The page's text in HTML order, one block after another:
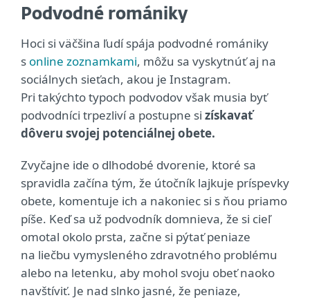
Podvodné romániky
Hoci si väčšina ľudí spája podvodné romániky
s online zoznamkami, môžu sa vyskytnúť aj na
sociálnych sieťach, akou je Instagram.
Pri takýchto typoch podvodov však musia byť
podvodníci trpezliví a postupne si získavať
dôveru svojej potenciálnej obete.
Zvyčajne ide o dlhodobé dvorenie, ktoré sa
spravidla začína tým, že útočník lajkuje príspevky
obete, komentuje ich a nakoniec si s ňou priamo
píše. Keď sa už podvodník domnieva, že si cieľ
omotal okolo prsta, začne si pýtať peniaze
na liečbu vymysleného zdravotného problému
alebo na letenku, aby mohol svoju obeť naoko
navštíviť. Je nad slnko jasné, že peniaze,